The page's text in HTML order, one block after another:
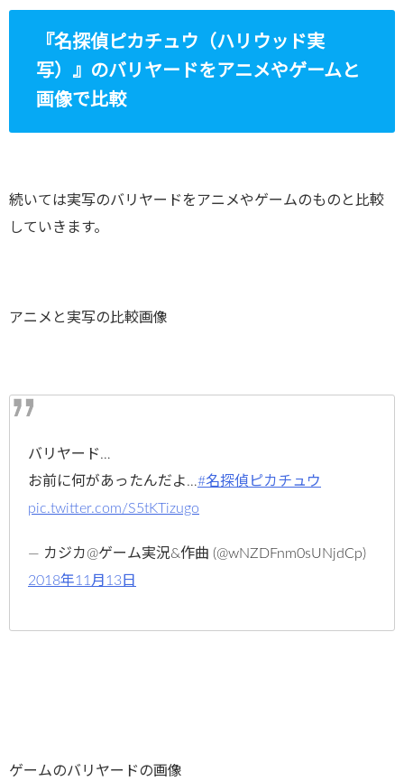
『名探偵ピカチュウ（ハリウッド実
写）』のバリヤードをアニメやゲームと
画像で比較
続いては実写のバリヤードをアニメやゲームのものと比較
していきます。
アニメと実写の比較画像
バリヤード…
お前に何があったんだよ…#名探偵ピカチュウ
pic.twitter.com/S5tKTizugo
— カジカ@ゲーム実況&作曲 (@wNZDFnm0sUNjdCp)
2018年11月13日
ゲームのバリヤードの画像